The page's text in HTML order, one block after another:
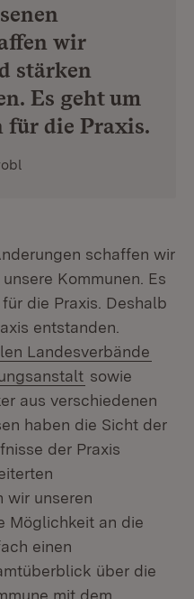
wir
stärken
Es geht um
für die Praxis.
schaffen wir
Kommunen. Es
die Praxis. Deshalb
entstanden.
Landesverbände
(Öffnet in
sowie
aus verschiedenen
haben die Sicht der
der Praxis
wir unseren
Möglichkeit an die
einen
über die
mit dem